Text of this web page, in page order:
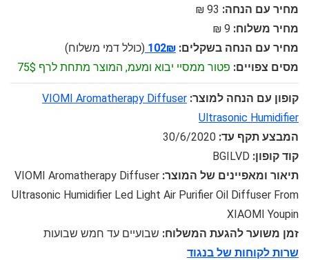
מחיר עם הנחה: 93 ₪
מחיר משלוח: 9 ₪
מחיר עם הנחה בשקלים: 102₪ (כולל דמי משלוח)
מסים צפויים: פטור ממסיי יבוא ומעמ, המוצר מתחת לרף 75$
קופון עם הנחה למוצר: VIOMI Aromatherapy Diffuser
Ultrasonic Humidifier
המבצע תקף עד: 30/6/2020
קוד קופון: BGILVD
תיאור ומאפיינים של המוצר: VIOMI Aromatherapy Diffuser
Ultrasonic Humidifier Led Light Air Purifier Oil Diffuser From
XIAOMI Youpin
זמן משוער להגעת המשלוח: שבועיים עד חמש שבועות
שרות לקוחות של בנגוד